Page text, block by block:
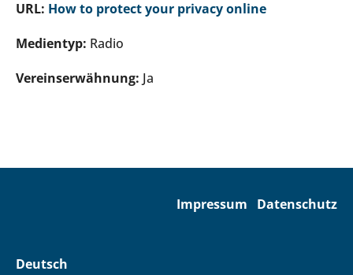
URL: How to protect your privacy online
Medientyp: Radio
Vereinserwähnung: Ja
Impressum Datenschutz
Deutsch